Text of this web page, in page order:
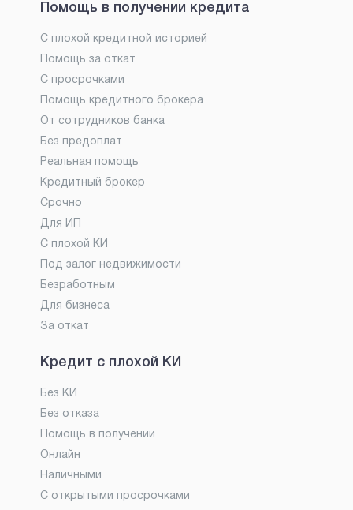
Помощь в получении кредита
С плохой кредитной историей
Помощь за откат
С просрочками
Помощь кредитного брокера
От сотрудников банка
Без предоплат
Реальная помощь
Кредитный брокер
Срочно
Для ИП
С плохой КИ
Под залог недвижимости
Безработным
Для бизнеса
За откат
Кредит с плохой КИ
Без КИ
Без отказа
Помощь в получении
Онлайн
Наличными
С открытыми просрочками